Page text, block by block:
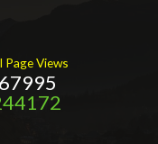
Page Views